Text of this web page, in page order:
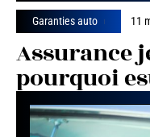
Garanties auto 11
Assurance
pourquoi